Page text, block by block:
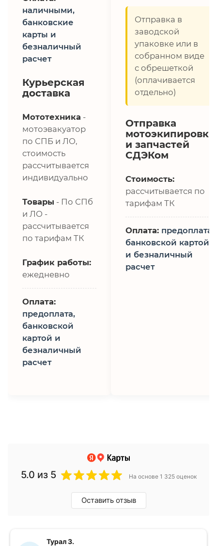
наличными,
банковские
карты и
безналичный
расчет
Курьерская
доставка
Мототехника -
мотоэвакуатор
по СПБ и ЛО,
стоимость
рассчитывается
индивидуально
Товары - По СПб
и ЛО -
рассчитывается
по тарифам ТК
График работы:
ежедневно
Оплата:
предоплата,
банковской
картой и
безналичный
расчет
Отправка в
заводской
упаковке или в
собранном виде
с обрешеткой
(оплачивается
отдельно)
Отправка
мотоэкипировки
и запчастей
СДЭКом
Стоимость:
рассчитывается по
тарифам ТК
Оплата: предоплата,
банковской картой
и безналичный
расчет
5.0 из 5 На основе 1 325 оценок
Оставить отзыв
Турал З.